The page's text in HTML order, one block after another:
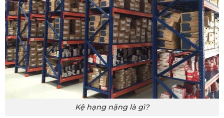
Kệ hạng nặng là gì?